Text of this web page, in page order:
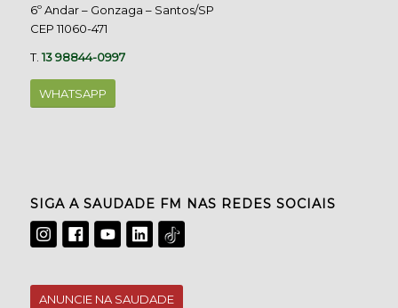
6º Andar – Gonzaga – Santos/SP
CEP 11060-471
T.13 98844-0997
WHATSAPP
SIGA A SAUDADE FM NAS REDES SOCIAIS
ANUNCIE NA SAUDADE